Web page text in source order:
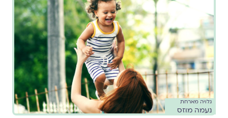
גלויה מארחת
נעמה מוזס